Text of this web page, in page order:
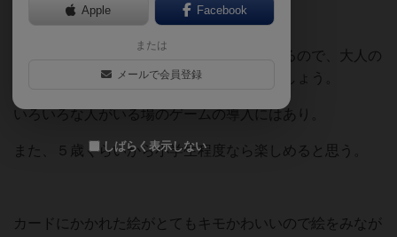
戦略性はなく動物を見分けるのも簡単すぎるので、大人の
ボードゲーマーは１～２度やって終わりでしょう。
いろいろな人がいる場のゲームの導入にはあり。
また、５歳くらいから小学生程度なら楽しめると思う。
カードにかかれた絵がとてもキモかわいいので絵をみなが
Apple Facebook
または
メールで会員登録
しばらく表示しない